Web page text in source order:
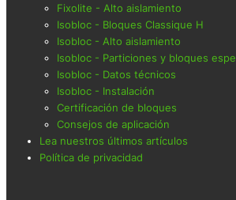
Fixolite - Alto aislamiento
Isobloc - Bloques Classique H
Isobloc - Alto aislamiento
Isobloc - Particiones y bloques
Isobloc - Datos técnicos
Isobloc - Instalación
Certificación de bloques
Consejos de aplicación
Lea nuestros últimos artículos
Política de privacidad